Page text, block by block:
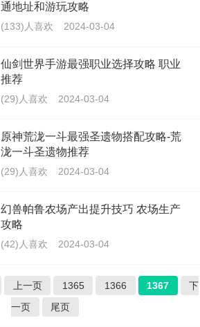
通地址和游玩攻略
(133)人喜欢 2024-03-04
仙剑世界手游最强职业选择攻略 职业
推荐
(29)人喜欢 2024-03-04
原神荒泷一斗最强圣遗物搭配攻略-荒
泷一斗圣遗物推荐
(29)人喜欢 2024-03-04
幻兽帕鲁农场产出提升技巧 农场生产
攻略
(42)人喜欢 2024-03-04
上一页 1365 1366 1367
下
一页
尾页